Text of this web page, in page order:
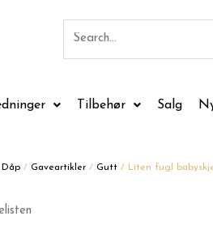
Tilbehør Salg
Dåp / Gaveartikler / Gutt / Liten fugl